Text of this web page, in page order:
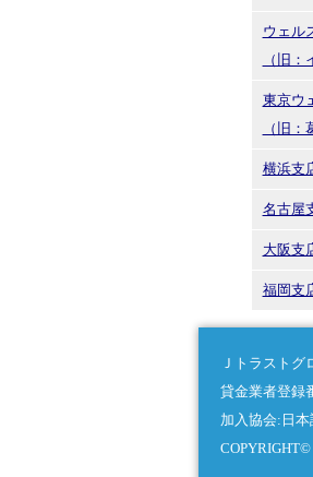
ウェル
（旧：
東京ウ
（旧：
横浜支
名古屋
大阪支
福岡支
Ｊトラストグ
貸金業者登録
加入協会:日
COPYRIGHT©